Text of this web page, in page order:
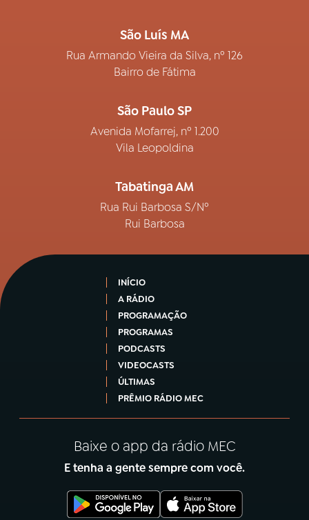
São Luís MA
Rua Armando Vieira da Silva, nº 126
Bairro de Fátima
São Paulo SP
Avenida Mofarrej, nº 1.200
Vila Leopoldina
Tabatinga AM
Rua Rui Barbosa S/Nº
Rui Barbosa
INÍCIO
A RÁDIO
PROGRAMAÇÃO
PROGRAMAS
PODCASTS
VIDEOCASTS
ÚLTIMAS
PRÊMIO RÁDIO MEC
Baixe o app da rádio MEC
E tenha a gente sempre com você.